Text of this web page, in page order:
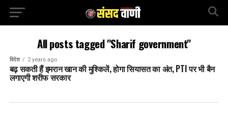
All posts tagged "Sharif government"
विदेश 2 years ago
बढ़ सकती हैं इमरान खान की मुश्किलें, होगा सियासत का अंत, PTI पर भी बैन
लगाएगी शरीफ सरकार